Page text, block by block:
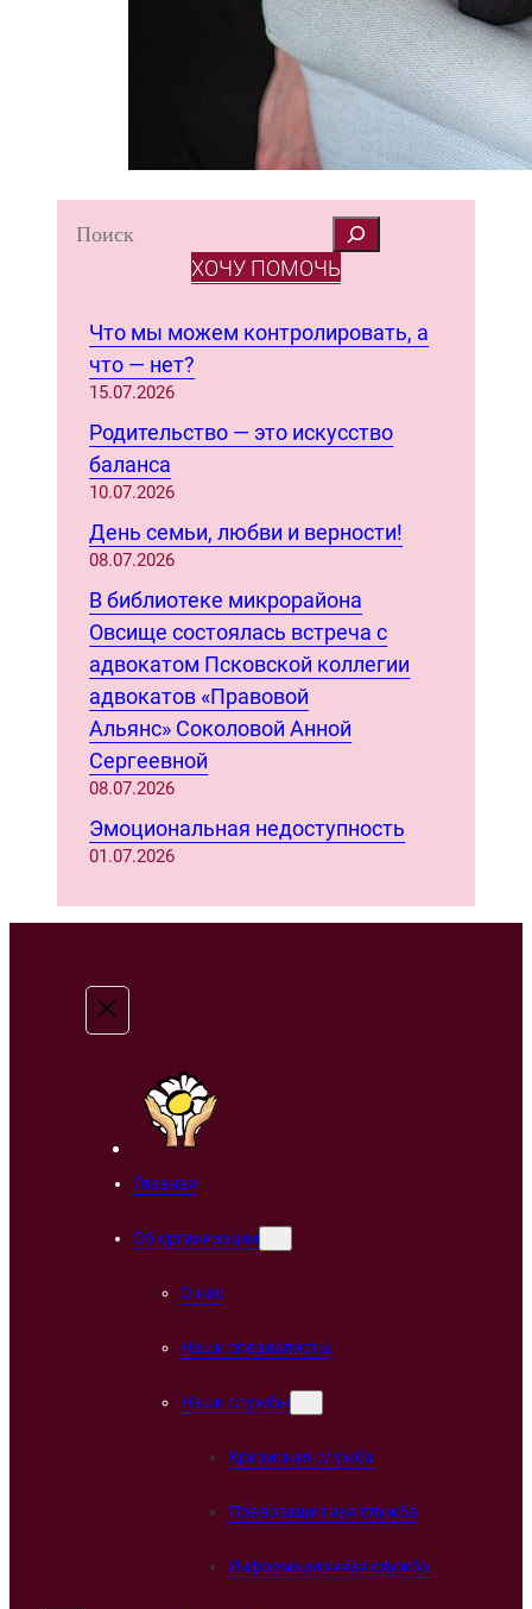
S
ХОЧУ ПОМОЧЬ
Что мы можем контролировать, а
что — нет?
15.07.2026
Родительство — это искусство
баланса
10.07.2026
День семьи, любви и верности!
08.07.2026
В библиотеке микрорайона
Овсище состоялась встреча с
адвокатом Псковской коллегии
адвокатов «Правовой
Альянс» Соколовой Анной
Сергеевной
08.07.2026
Эмоциональная недоступность
01.07.2026
Главная
Об организации
О нас
Наши специалисты
Наши службы
Кризисная служба
Правозащитная служба
Информационная служба